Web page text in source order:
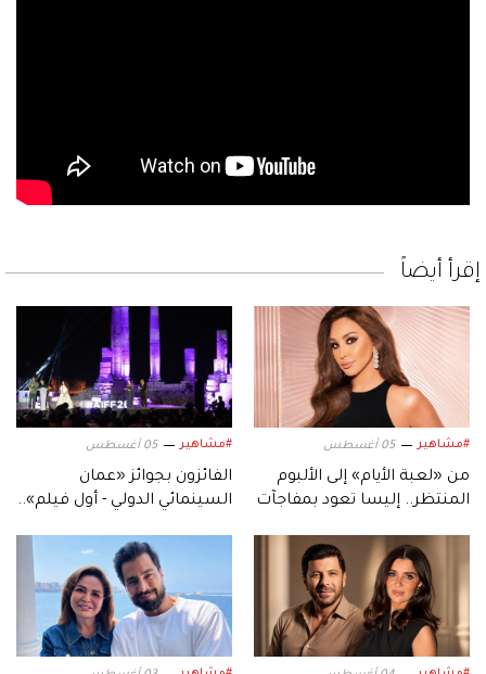
إقرأ أيضاً
#مشاهير 05 أغسطس
من «لعبة الأيام» إلى الألبوم
المنتظر.. إليسا تعود بمفاجآت
#مشاهير 05 أغسطس
الفائزون بجوائز «عمان
السينمائي الدولي - أول فيلم»..